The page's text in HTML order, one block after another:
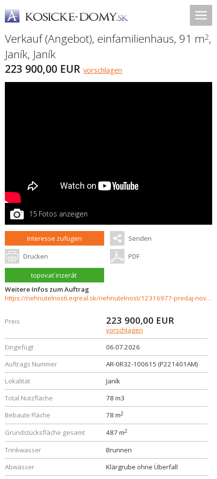
Verkauf (Angebot), einfamilienhaus, 91 m2,
Janík, Janík
223 900,00 EUR vorschlagen
15 Fotos anzeigen
Interesse zufügen Senden
Drucken PDF
topovať inzerát
Weitere Infos zum Auftrag
https://nehnutelnosti.eqreal.sk/nehnutelnost/12316977-predaj-novostavby-rodinneho-domu-v-janiku
Preis 223 900,00 EUR
vorschlagen
Eingefügt
06.07.2026
Auftrags Nummer
AR-0R32-100615 (P221401AM)
Lokalität
Janík
Total Nutzfläche
78 m3
Bebaute Fläche
78 m2
Grundstücksfläche gesamt 487 m2
Trinkwasser
Brunnen
Abwässer
Klärgrube ohne Überfall